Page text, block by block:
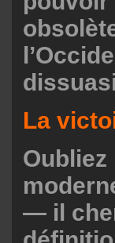
La
Oubliez
— il